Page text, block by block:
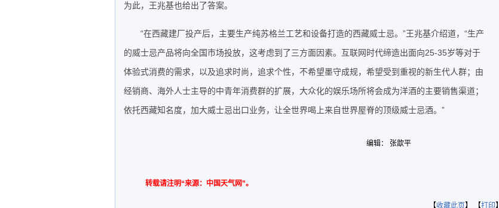
为此，王兆基也给出了答案。
“在西藏建厂投产后，主要生产纯苏格兰工艺和设备打造的西藏威士忌。”王兆基介绍道，“生产
的威士忌产品将向全国市场投放，这考虑到了三方面因素。互联网时代缔造出面向25-35岁等对于
体验式消费的需求，以及追求时尚，追求个性，不希望墨守成规，希望受到重视的新生代人群；由
经销商、海外人士主导的中青年消费群的扩展，大众化的娱乐场所将会成为洋酒的主要销售渠道；
依托西藏知名度，加大威士忌出口业务，让全世界喝上来自世界屋脊的顶级威士忌酒。”
编辑： 张歆平
转载请注明“来源：中国天气网”。
【收藏此页】 【打印】